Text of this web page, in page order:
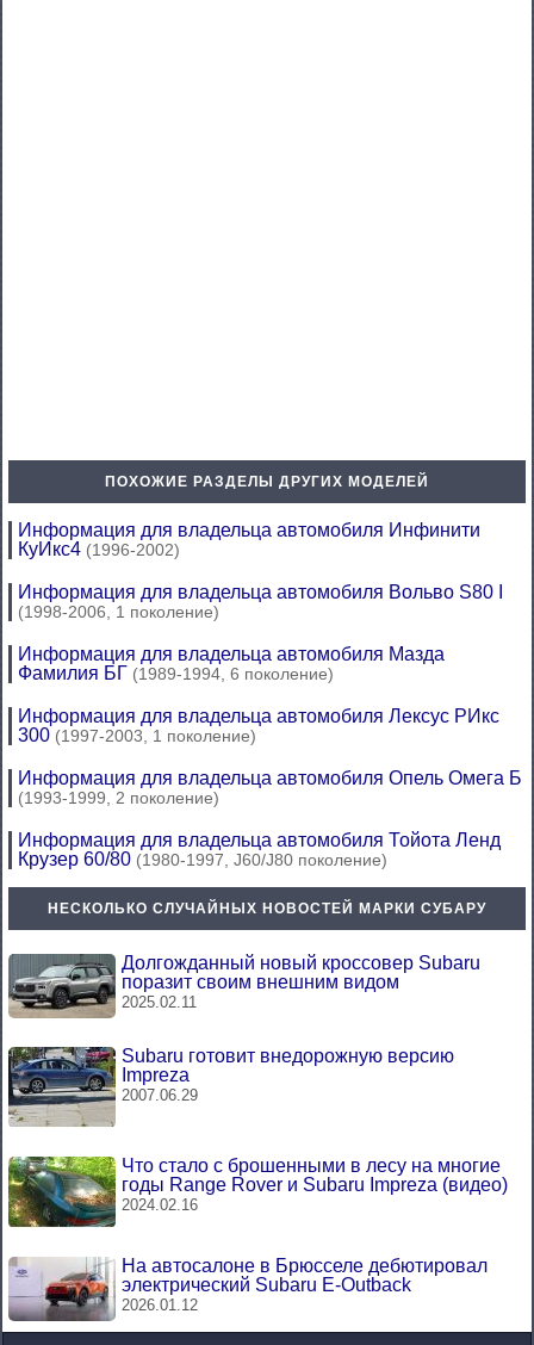
ПОХОЖИЕ РАЗДЕЛЫ ДРУГИХ МОДЕЛЕЙ
Информация для владельца автомобиля Инфинити
КуИкс4 (1996-2002)
Информация для владельца автомобиля Вольво S80 I
(1998-2006, 1 поколение)
Информация для владельца автомобиля Мазда
Фамилия БГ (1989-1994, 6 поколение)
Информация для владельца автомобиля Лексус РИкс
300 (1997-2003, 1 поколение)
Информация для владельца автомобиля Опель Омега Б
(1993-1999, 2 поколение)
Информация для владельца автомобиля Тойота Ленд
Крузер 60/80 (1980-1997, J60/J80 поколение)
НЕСКОЛЬКО СЛУЧАЙНЫХ НОВОСТЕЙ МАРКИ СУБАРУ
Долгожданный новый кроссовер Subaru
поразит своим внешним видом
2025.02.11
Subaru готовит внедорожную версию
Impreza
2007.06.29
Что стало с брошенными в лесу на многие
годы Range Rover и Subaru Impreza (видео)
2024.02.16
На автосалоне в Брюсселе дебютировал
электрический Subaru E-Outback
2026.01.12